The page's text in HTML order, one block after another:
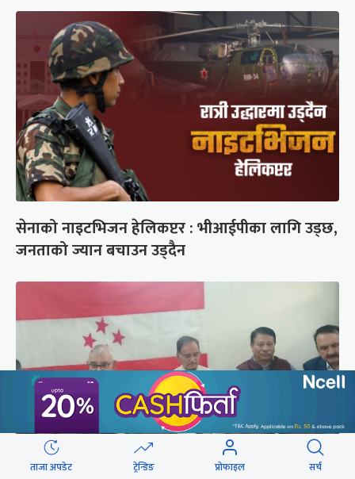
सेनाको नाइटभिजन हेलिकप्टर : भीआईपीका लागि उड्छ,
जनताको ज्यान बचाउन उड्दैन
ताजा अपडेट ट्रेन्डिङ प्रोफाइल सर्च